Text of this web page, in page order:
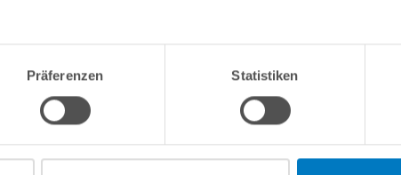
Präferenzen Statistiken
Next 18 (Nr. 15).